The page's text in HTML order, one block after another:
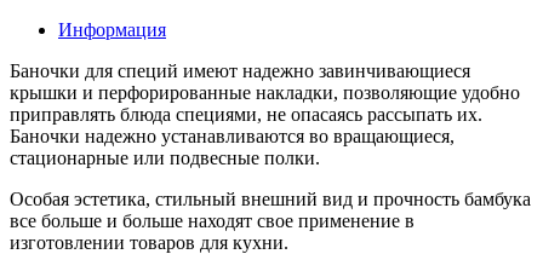
Информация
Баночки для специй имеют надежно завинчивающиеся
крышки и перфорированные накладки, позволяющие удобно
приправлять блюда специями, не опасаясь рассыпать их.
Баночки надежно устанавливаются во вращающиеся,
стационарные или подвесные полки.
Особая эстетика, стильный внешний вид и прочность бамбука
все больше и больше находят свое применение в
изготовлении товаров для кухни.